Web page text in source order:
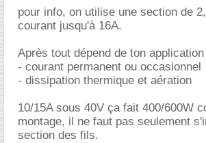
pour info, on utilise une section de
courant jusqu'à 16A.
Après tout dépend de ton application
- courant permanent ou occasionnel
- dissipation thermique et aération
10/15A sous 40V ça fait 400/600W
montage, il ne faut pas seulement
section des fils.